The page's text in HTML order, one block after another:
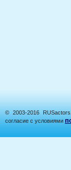
© 2003-2016
согласие с условиями